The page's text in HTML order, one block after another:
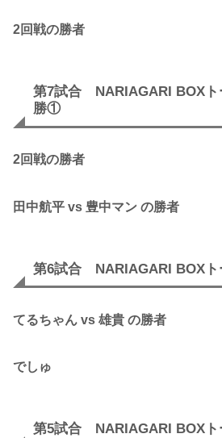
2回戦の勝者
第7試合 NARIAGARI BOXト
勝①
2回戦の勝者
田中航平 vs 豊中マン の勝者
第6試合 NARIAGARI BOXト
てるちゃん vs 雄貴 の勝者
でしゅ
第5試合 NARIAGARI BOXト